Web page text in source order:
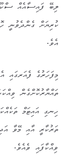
ލިބޭ ފައިސާއެއް
އެވެ.
މިފަހަރުގެ
ތައްޔާރުކޮށްގެން
ހިނގި އައިޓަމް
ތަރުކާރީ އާއި މޭވާ
ވިއްކާފައި ވެއެވެ.